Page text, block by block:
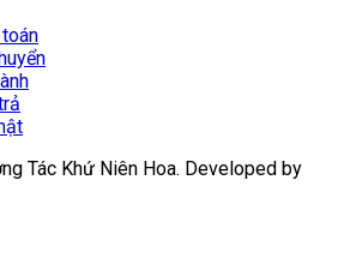
Tác Khứ Niên Hoa. Developed by